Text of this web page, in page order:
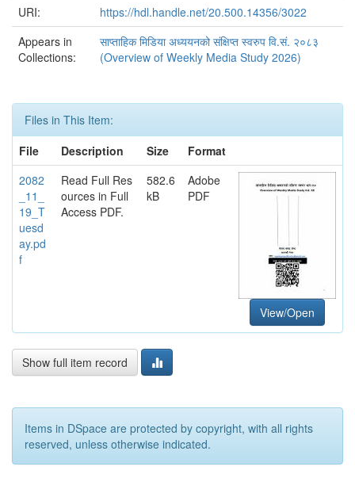
URI:
https://hdl.handle.net/20.500.14356/3022
Appears in
Collections:
साप्ताहिक मिडिया अध्ययनको संक्षिप्त स्वरुप वि.सं. २०८३
(Overview of Weekly Media Study 2026)
Files in This Item:
File
Description Size
Format
2082
_11_
19_T
uesd
ay.pd
f
Read Full Res
ources in Full
Access PDF.
582.6
kB
Adobe
PDF
View/Open
Show full item record
Items in DSpace are protected by copyright, with all rights
reserved, unless otherwise indicated.